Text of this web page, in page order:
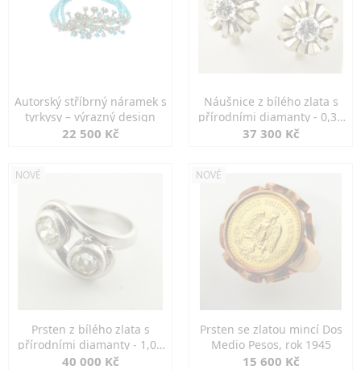
Autorský stříbrný náramek s
tyrkysy – výrazný design
22 500 Kč
Náušnice z bílého zlata s
přírodními diamanty - 0,30
ct
37 300 Kč
NOVÉ
Prsten z bílého zlata s
přírodními diamanty - 1,00
ct
40 000 Kč
NOVÉ
Prsten se zlatou mincí Dos
Medio Pesos, rok 1945
15 600 Kč